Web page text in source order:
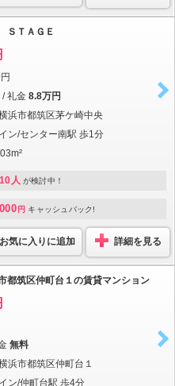
ＳＴＡＧＥ
/ 礼金 8.8万円
浜市都筑区茅ケ崎中央
ン/センター南駅 歩1分
10人 が検討中！
円 キャッシュバック!
お気に入りに追加 詳細を見る
都筑区仲町台１の賃貸マンション
無料
浜市都筑区仲町台１
ン/仲町台駅 歩4分